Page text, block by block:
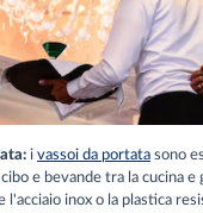
i vassoi da portata sono
e bevande tra la cucina
l'acciaio inox o la plastica